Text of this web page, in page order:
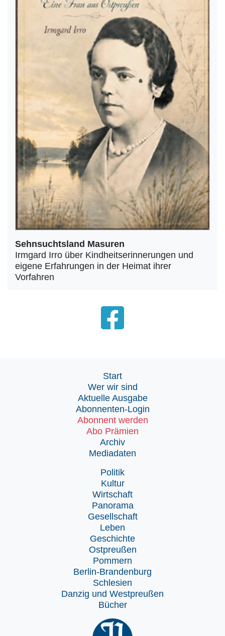
Sehnsuchtsland Masuren
Irmgard Irro über Kindheitserinnerungen und
eigene Erfahrungen in der Heimat ihrer
Vorfahren
Start
Wer wir sind
Aktuelle Ausgabe
Abonnenten-Login
Abonnent werden
Abo Prämien
Archiv
Mediadaten
Politik
Kultur
Wirtschaft
Panorama
Gesellschaft
Leben
Geschichte
Ostpreußen
Pommern
Berlin-Brandenburg
Schlesien
Danzig und Westpreußen
Bücher